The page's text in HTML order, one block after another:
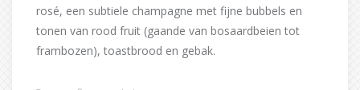
rosé, een subtiele champagne met fijne bubbels en
tonen van rood fruit (gaande van bosaardbeien tot
frambozen), toastbrood en gebak.